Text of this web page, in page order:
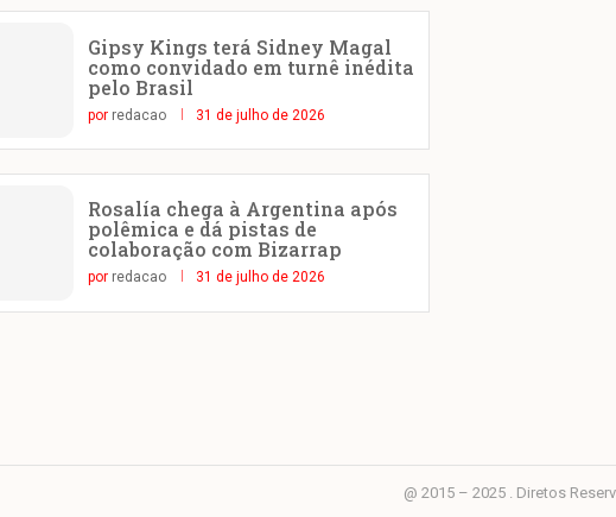
Gipsy Kings terá Sidney Magal
como convidado em turnê inédita
pelo Brasil
por redacao 31 de julho de 2026
Rosalía chega à Argentina após
polêmica e dá pistas de
colaboração com Bizarrap
por redacao 31 de julho de 2026
@ 2015 – 2025 . Diretos